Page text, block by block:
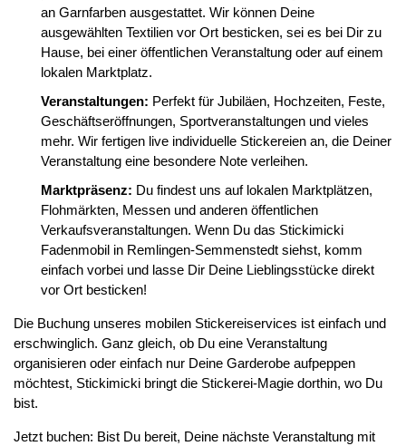
an Garnfarben ausgestattet. Wir können Deine
ausgewählten Textilien vor Ort besticken, sei es bei Dir zu
Hause, bei einer öffentlichen Veranstaltung oder auf einem
lokalen Marktplatz.
Veranstaltungen: Perfekt für Jubiläen, Hochzeiten, Feste,
Geschäftseröffnungen, Sportveranstaltungen und vieles
mehr. Wir fertigen live individuelle Stickereien an, die Deiner
Veranstaltung eine besondere Note verleihen.
Marktpräsenz: Du findest uns auf lokalen Marktplätzen,
Flohmärkten, Messen und anderen öffentlichen
Verkaufsveranstaltungen. Wenn Du das Stickimicki
Fadenmobil in Remlingen-Semmenstedt siehst, komm
einfach vorbei und lasse Dir Deine Lieblingsstücke direkt
vor Ort besticken!
Die Buchung unseres mobilen Stickereiservices ist einfach und
erschwinglich. Ganz gleich, ob Du eine Veranstaltung
organisieren oder einfach nur Deine Garderobe aufpeppen
möchtest, Stickimicki bringt die Stickerei-Magie dorthin, wo Du
bist.
Jetzt buchen: Bist Du bereit, Deine nächste Veranstaltung mit